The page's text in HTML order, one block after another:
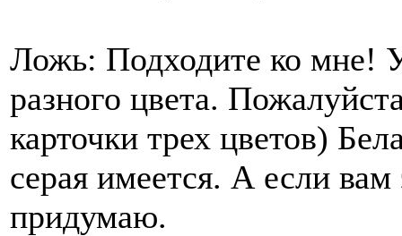
Ложь: Подходите ко мне!
разного цвета.
карточки трех цветов)
серая имеется. А если
придумаю.